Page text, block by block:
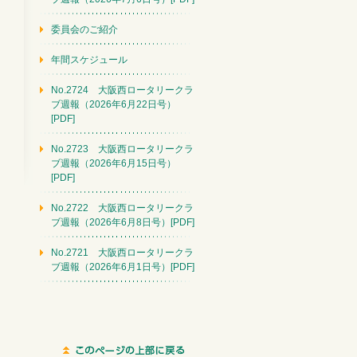
委員会のご紹介
年間スケジュール
No.2724 大阪西ロータリークラ
ブ週報（2026年6月22日号）
[PDF]
No.2723 大阪西ロータリークラ
ブ週報（2026年6月15日号）
[PDF]
No.2722 大阪西ロータリークラ
ブ週報（2026年6月8日号）[PDF]
No.2721 大阪西ロータリークラ
ブ週報（2026年6月1日号）[PDF]